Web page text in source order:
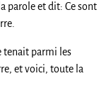
parole et dit: Ce sont
tenait parmi les
et voici, toute la